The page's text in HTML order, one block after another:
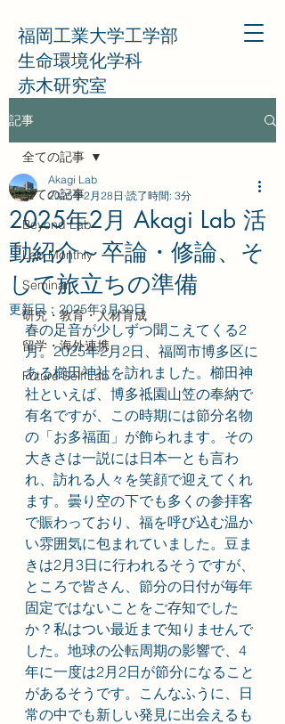
福岡工業大学工学部
生命環境化学科
赤木研究室
記事
全ての記事
Beyond Lab
Lab Monthly
Seminar
研究・教育・人材育成
留学・海外連携
Future Self Lab
全ての記事
2025年2月 Akagi Lab 活
動紹介～卒論・修論、そ
して旅立ちの準備
Akagi Lab
2025年2月28日 読了時間: 3分
更新日： 2025年3月30日
春の足音が少しずつ聞こえてくる2
月。2025年2月2日、福岡市博多区に
ある櫛田神社を訪れました。櫛田神
社といえば、博多祗園山笠の奉納で
有名ですが、この時期には節分名物
の「お多福面」が飾られます。その
大きさは一説には日本一とも言わ
れ、訪れる人々を笑顔で迎えてくれ
ます。曇り空の下でも多くの参拝客
で賑わっており、福を呼び込む温か
い雰囲気に包まれていました。豆ま
きは2月3日に行われるそうですが、
ところで皆さん、節分の日付が毎年
固定ではないことをご存知でした
か？私はつい最近まで知りませんで
した。地球の公転周期の影響で、4
年に一度は2月2日が節分になること
があるそうです。こんなふうに、日
常の中でも新しい発見に出会えるも